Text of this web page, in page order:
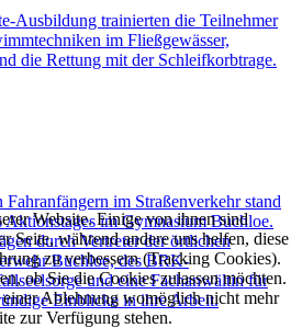
Ausbildung trainierten die Teilnehmer
im Fließgewässer,
die Rettung mit der Schleifkorbtrage.
im Straßenverkehr stand
im Gymnasium Buchloe.
durch Vertreter der örtlichen
Buchloe, des BRK-
und eine Fachanwältin für
Einblicke in ihre Arbeit.
Website. Einige von ihnen sind
Seite, während andere uns helfen, diese
zu verbessern (Tracking Cookies).
ob Sie die Cookies zulassen möchten.
einer Ablehnung womöglich nicht mehr
zur Verfügung stehen.